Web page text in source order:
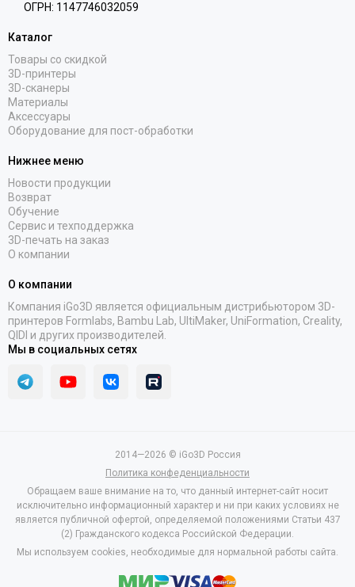
ОГРН: 1147746032059
Каталог
Товары со скидкой
3D-принтеры
3D-сканеры
Материалы
Аксессуары
Оборудование для пост-обработки
Нижнее меню
Новости продукции
Возврат
Обучение
Сервис и техподдержка
3D-печать на заказ
О компании
О компании
Компания iGo3D является официальным дистрибьютором 3D-
принтеров Formlabs, Bambu Lab, UltiMaker, UniFormation, Creality,
QIDI и других производителей.
Мы в социальных сетях
2014—2026 © iGo3D Россия
Политика конфеденциальности
Обращаем ваше внимание на то, что данный интернет-сайт носит
исключительно информационный характер и ни при каких условиях не
является публичной офертой, определяемой положениями Статьи 437
(2) Гражданского кодекса Российской Федерации.
Мы используем cookies, необходимые для нормальной работы сайта.